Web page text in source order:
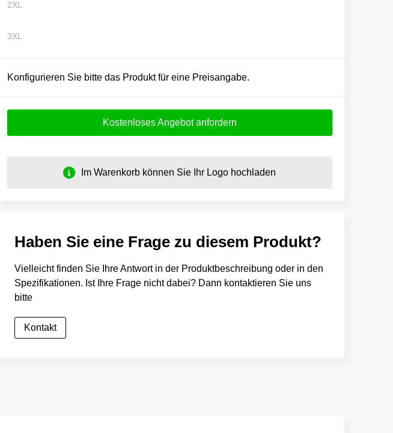
2XL
3XL
Konfigurieren Sie bitte das Produkt für eine Preisangabe.
Kostenloses Angebot anfordern
Im Warenkorb können Sie Ihr Logo hochladen
Haben Sie eine Frage zu diesem Produkt?
Vielleicht finden Sie Ihre Antwort in der Produktbeschreibung oder in den
Spezifikationen. Ist Ihre Frage nicht dabei? Dann kontaktieren Sie uns
bitte
Kontakt